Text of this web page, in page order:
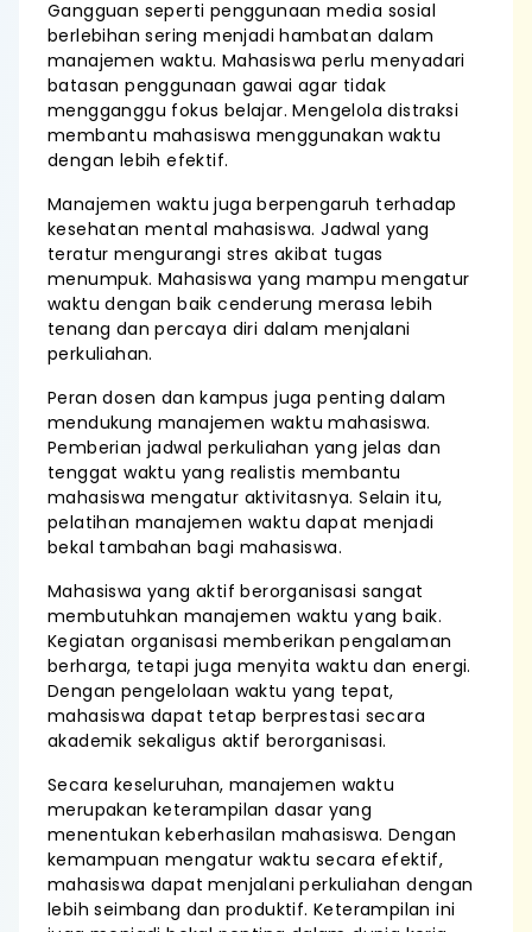
Gangguan seperti penggunaan media sosial
berlebihan sering menjadi hambatan dalam
manajemen waktu. Mahasiswa perlu menyadari
batasan penggunaan gawai agar tidak
mengganggu fokus belajar. Mengelola distraksi
membantu mahasiswa menggunakan waktu
dengan lebih efektif.
Manajemen waktu juga berpengaruh terhadap
kesehatan mental mahasiswa. Jadwal yang
teratur mengurangi stres akibat tugas
menumpuk. Mahasiswa yang mampu mengatur
waktu dengan baik cenderung merasa lebih
tenang dan percaya diri dalam menjalani
perkuliahan.
Peran dosen dan kampus juga penting dalam
mendukung manajemen waktu mahasiswa.
Pemberian jadwal perkuliahan yang jelas dan
tenggat waktu yang realistis membantu
mahasiswa mengatur aktivitasnya. Selain itu,
pelatihan manajemen waktu dapat menjadi
bekal tambahan bagi mahasiswa.
Mahasiswa yang aktif berorganisasi sangat
membutuhkan manajemen waktu yang baik.
Kegiatan organisasi memberikan pengalaman
berharga, tetapi juga menyita waktu dan energi.
Dengan pengelolaan waktu yang tepat,
mahasiswa dapat tetap berprestasi secara
akademik sekaligus aktif berorganisasi.
Secara keseluruhan, manajemen waktu
merupakan keterampilan dasar yang
menentukan keberhasilan mahasiswa. Dengan
kemampuan mengatur waktu secara efektif,
mahasiswa dapat menjalani perkuliahan dengan
lebih seimbang dan produktif. Keterampilan ini